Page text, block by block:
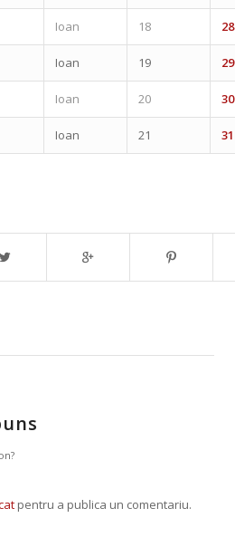
Ioan 18 28
Ioan 19 29
Ioan 20 30
Ioan 21 31
pentru a publica un comentariu.